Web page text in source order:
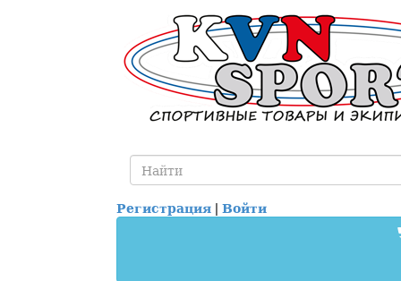
Регистрация | Войти